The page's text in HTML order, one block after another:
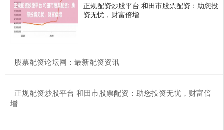
正规配资炒股平台 和田市股票配资：助您投
资无忧，财富倍增
​股票配资论坛网：最新配资资讯
​正规配资炒股平台 和田市股票配资：助您投资无忧，财富倍
增